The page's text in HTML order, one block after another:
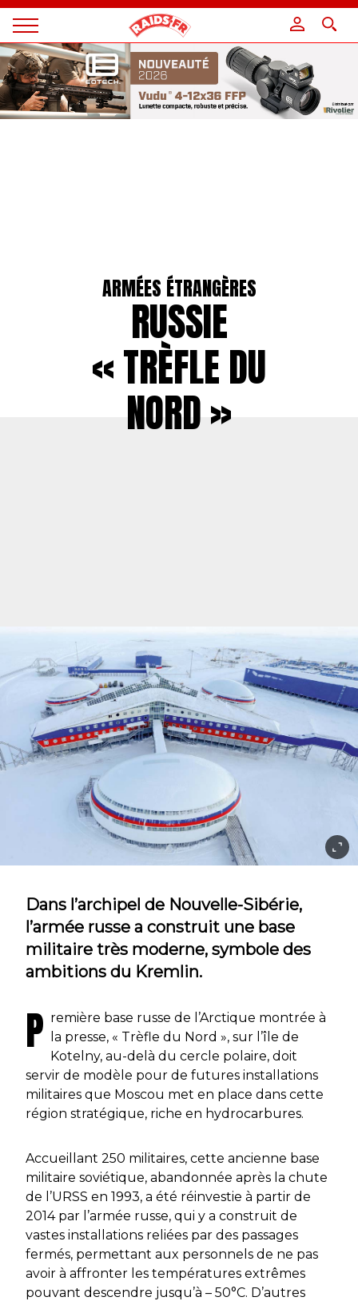
Magazine
Raids
ARMÉES ÉTRANGÈRES
RUSSIE
« TRÈFLE DU
NORD »
Dans l’archipel de Nouvelle-Sibérie,
l’armée russe a construit une base
militaire très moderne, symbole des
ambitions du Kremlin.
P remière base russe de l’Arctique montrée à
la presse, « Trèfle du Nord », sur l’île de
Kotelny, au-delà du cercle polaire, doit
servir de modèle pour de futures installations
militaires que Moscou met en place dans cette
région stratégique, riche en hydrocarbures.
Accueillant 250 militaires, cette ancienne base
militaire soviétique, abandonnée après la chute
de l’URSS en 1993, a été réinvestie à partir de
2014 par l’armée russe, qui y a construit de
vastes installations reliées par des passages
fermés, permettant aux personnels de ne pas
avoir à affronter les températures extrêmes
pouvant descendre jusqu’à – 50°C. D’autres
Panneau de gestion des cookies